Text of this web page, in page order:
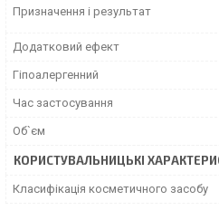
Призначення і результат
Додатковий ефект
Гіпоалергенний
Час застосування
Об`єм
КОРИСТУВАЛЬНИЦЬКІ
Класифікація косметичного засобу